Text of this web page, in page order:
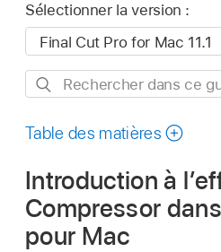
Sélectionner la version :
Rechercher
ce
Table des matières
Introduction à
Compressor
pour Mac